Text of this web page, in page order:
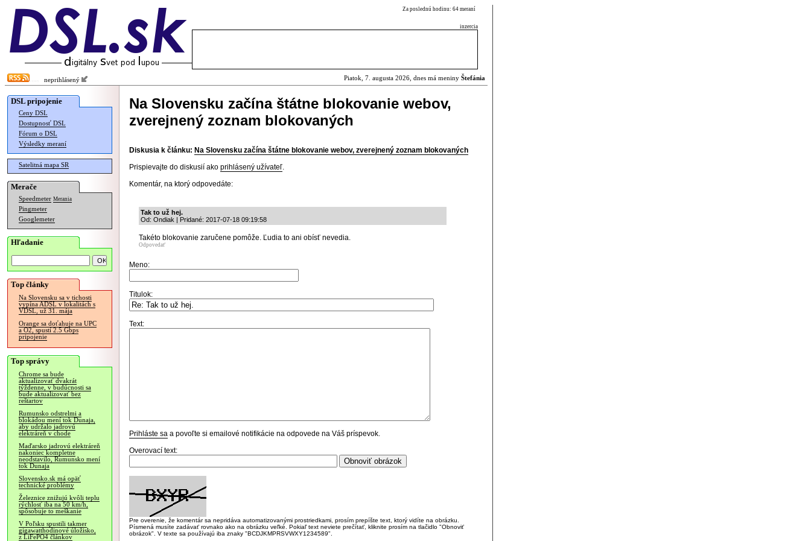
Za poslednú hodinu: 64 meraní
inzercia
neprihlásený Piatok, 7. augusta 2026, dnes má meniny Štefánia
DSL pripojenie
Ceny DSL
Dostupnosť DSL
Fórum o DSL
Výsledky meraní
Satelitná mapa SR
Merače
Speedmeter Merania
Pingmeter
Googlemeter
Hľadanie
Top články
Na Slovensku sa v tichosti
vypína ADSL v lokalitách s
VDSL, už 31. mája
Orange sa doťahuje na UPC
a O2, spustí 2.5 Gbps
pripojenie
Top správy
Chrome sa bude
aktualizovať dvakrát
týždenne, v budúcnosti sa
bude aktualizovať bez
reštartov
Rumunsko odstrelmi a
blokádou mení tok Dunaja,
aby udržalo jadrovú
elektráreň v chode
Maďarsko jadrovú elektráreň
nakoniec kompletne
neodstavilo, Rumunsko mení
tok Dunaja
Slovensko.sk má opäť
technické problémy
Železnice znižujú kvôli teplu
rýchlosť iba na 50 km/h,
spôsobuje to meškanie
V Poľsku spustili takmer
gigawatthodinové úložisko,
z LiFePO4 článkov
Na Slovensku začína štátne blokovanie webov,
zverejnený zoznam blokovaných
Diskusia k článku: Na Slovensku začína štátne blokovanie webov, zverejnený zoznam blokovaných
Prispievajte do diskusií ako prihlásený užívateľ.
Komentár, na ktorý odpovedáte:
Tak to už hej.
Od: Ondiak | Pridané: 2017-07-18 09:19:58
Takéto blokovanie zaručene pomôže. Ľudia to ani obísť nevedia.
Odpovedať
Meno:
Titulok:
Text:
Prihláste sa a povoľte si emailové notifikácie na odpovede na Váš príspevok.
Overovací text:
Pre overenie, že komentár sa nepridáva automatizovanými prostriedkami, prosím prepíšte text, ktorý vidíte na obrázku.
Písmená musíte zadávať rovnako ako na obrázku veľké. Pokiaľ text neviete prečítať, kliknite prosím na tlačidlo "Obnoviť
obrázok". V texte sa používajú iba znaky "BCDJKMPRSVWXY1234589".